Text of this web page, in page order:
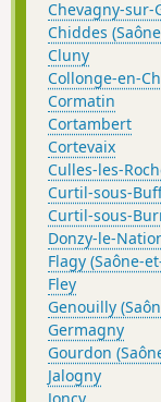
Chevagny-sur-
Chiddes
Cluny
Collonge-en-
Cormatin
Cortambert
Cortevaix
Culles-les-
Curtil-sous-
Curtil-sous-
Donzy-le-
Flagy (Saône-
Fley
Genouilly
Germagny
Gourdon
Jalogny